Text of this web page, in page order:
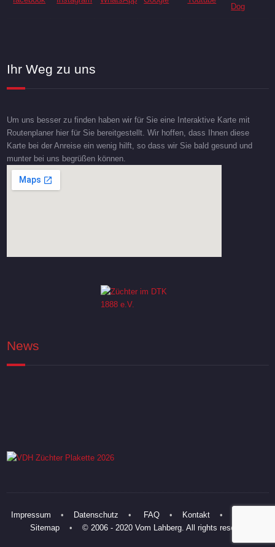
Ihr Weg zu uns
Um uns besser zu finden haben wir für Sie eine Interaktive Karte mit
Routenplaner hier für Sie bereitgestellt. Wir hoffen, dass Ihnen diese
Karte bei der Anreise ein wenig hilft, so dass wir Sie bald gesund und
munter bei uns begrüßen können.
News
Impressum • Datenschutz • FAQ• Kontakt•
Sitemap• © 2006 - 2020 Vom Lahberg. All rights reserved.